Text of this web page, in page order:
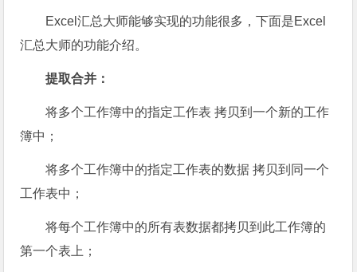
Excel汇总大师能够实现的功能很多，下面是Excel
汇总大师的功能介绍。
提取合并：
将多个工作簿中的指定工作表 拷贝到一个新的工作
簿中；
将多个工作簿中的指定工作表的数据 拷贝到同一个
工作表中；
将每个工作簿中的所有表数据都拷贝到此工作簿的
第一个表上；